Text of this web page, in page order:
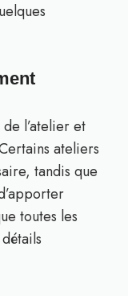
l’atelier et
ateliers
tandis que
toutes les